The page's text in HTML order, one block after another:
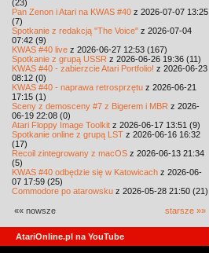
(23)
Pan Zenon i Atari na KWAS #40 z 2026-07-07 13:25
(7)
Spotkanie z redakcją "The Voice" z 2026-07-04
07:42 (9)
KWAS #40 live z 2026-06-27 12:53 (167)
Spotkanie z grupą USSR z 2026-06-26 19:36 (11)
KWAS #40 - zabierzcie Atari Portfolio! z 2026-06-23
08:12 (0)
KWAS #40 - naprawa retrosprzętu z 2026-06-21
17:15 (1)
Sceny z demosceny #7 z Bigerem i MBR z 2026-
06-19 22:08 (0)
Atari Floppy Image Toolkit z 2026-06-17 13:51 (9)
Spotkanie online z grupą LST z 2026-06-16 16:32
(17)
Recoil zintegrowany z macOS z 2026-06-13 21:34
(5)
KWAS #40 odbędzie się w Katowicach z 2026-06-
07 17:59 (25)
Commodore po atarowsku z 2026-05-28 21:50 (21)
«« nowsze starsze »»
AtariOnline.pl na YouTube